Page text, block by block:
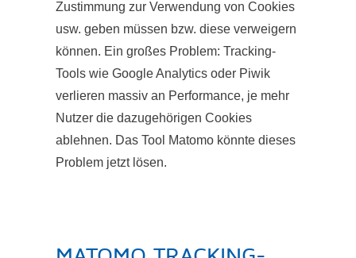
Zustimmung zur Verwendung von Cookies
usw. geben müssen bzw. diese verweigern
können. Ein großes Problem: Tracking-
Tools wie Google Analytics oder Piwik
verlieren massiv an Performance, je mehr
Nutzer die dazugehörigen Cookies
ablehnen. Das Tool Matomo könnte dieses
Problem jetzt lösen.